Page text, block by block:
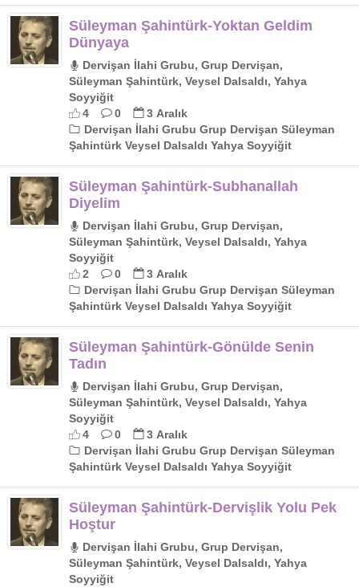
Süleyman Şahintürk-Yoktan Geldim
Dünyaya
Dervişan İlahi Grubu, Grup Dervişan,
Süleyman Şahintürk, Veysel Dalsaldı, Yahya
Soyyiğit
4
0
3 Aralık
Dervişan İlahi Grubu Grup Dervişan Süleyman
Şahintürk Veysel Dalsaldı Yahya Soyyiğit
Süleyman Şahintürk-Subhanallah
Diyelim
Dervişan İlahi Grubu, Grup Dervişan,
Süleyman Şahintürk, Veysel Dalsaldı, Yahya
Soyyiğit
2
0
3 Aralık
Dervişan İlahi Grubu Grup Dervişan Süleyman
Şahintürk Veysel Dalsaldı Yahya Soyyiğit
Süleyman Şahintürk-Gönülde Senin
Tadın
Dervişan İlahi Grubu, Grup Dervişan,
Süleyman Şahintürk, Veysel Dalsaldı, Yahya
Soyyiğit
4
0
3 Aralık
Dervişan İlahi Grubu Grup Dervişan Süleyman
Şahintürk Veysel Dalsaldı Yahya Soyyiğit
Süleyman Şahintürk-Dervişlik Yolu Pek
Hoştur
Dervişan İlahi Grubu, Grup Dervişan,
Süleyman Şahintürk, Veysel Dalsaldı, Yahya
Soyyiğit